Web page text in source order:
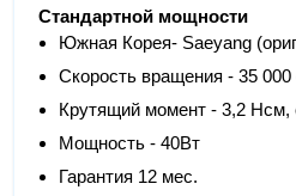
Стандартной мощности
Южная Корея- Saeyang
Скорость вращения - 35
Крутящий момент - 3,2 Нсм,
Мощность - 40Вт
Гарантия 12 мес.